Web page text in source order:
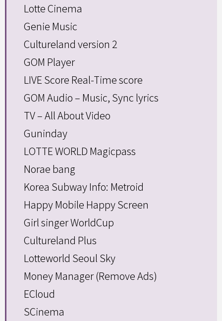
Lotte Cinema
Genie Music
Cultureland version 2
GOM Player
LIVE Score Real-Time score
GOM Audio – Music, Sync lyrics
TV – All About Video
Guninday
LOTTE WORLD Magicpass
Norae bang
Korea Subway Info: Metroid
Happy Mobile Happy Screen
Girl singer WorldCup
Cultureland Plus
Lotteworld Seoul Sky
Money Manager (Remove Ads)
ECloud
SCinema